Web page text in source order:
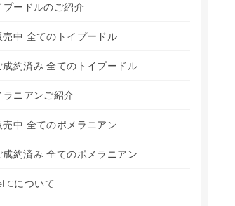
プードルのご紹介
売中 全てのトイプードル
成約済み 全てのトイプードル
ラニアンご紹介
売中 全てのポメラニアン
成約済み 全てのポメラニアン
について